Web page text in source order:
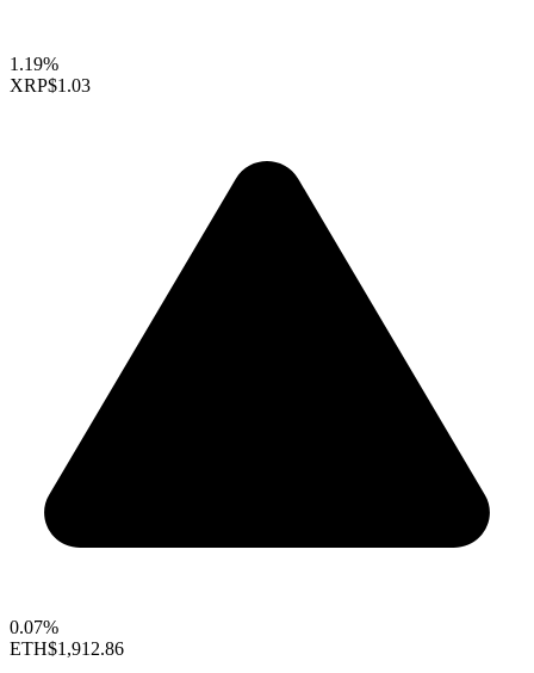
1.19%
XRP$1.03
0.07%
ETH$1,912.86